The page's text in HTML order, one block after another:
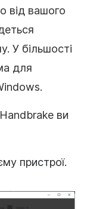
від вашого
У більшості
для
ви
пристрої.